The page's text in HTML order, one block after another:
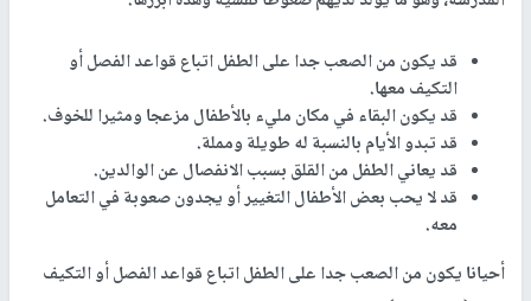
قد يكون من الصعب جدا على الطفل اتباع قواعد الفصل أو
التكيف معها.
قد يكون البقاء في مكان مليء بالأطفال مزعجا ومثيرا للخوف.
قد تبدو الأيام بالنسبة له طويلة ومملة.
قد يعاني الطفل من القلق بسبب الانفصال عن الوالدين.
قد لا يحب بعض الأطفال التغيير أو يجدون صعوبة في التعامل
معه.
أحيانا يكون من الصعب جدا على الطفل اتباع قواعد الفصل أو التكيف